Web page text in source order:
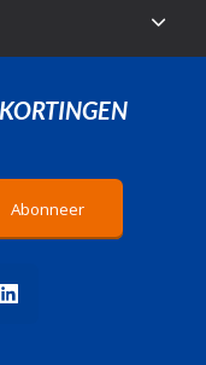
Abonneer